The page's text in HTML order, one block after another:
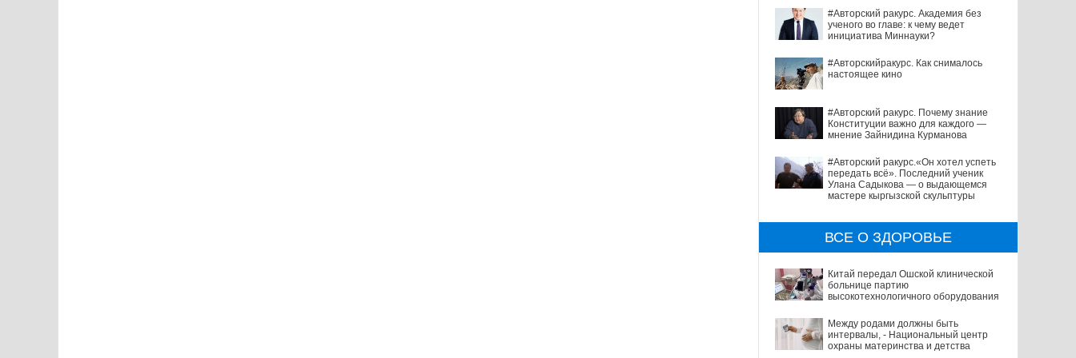
#Авторский ракурс. Академия без
ученого во главе: к чему ведет
инициатива Миннауки?
#Авторскийракурс. Как снималось
настоящее кино
#Авторский ракурс. Почему знание
Конституции важно для каждого —
мнение Зайнидина Курманова
#Авторский ракурс.«Он хотел успеть
передать всё». Последний ученик
Улана Садыкова — о выдающемся
мастере кыргызской скульптуры
ВСЕ О ЗДОРОВЬЕ
Китай передал Ошской клинической
больнице партию
высокотехнологичного оборудования
Между родами должны быть
интервалы, - Национальный центр
охраны материнства и детства